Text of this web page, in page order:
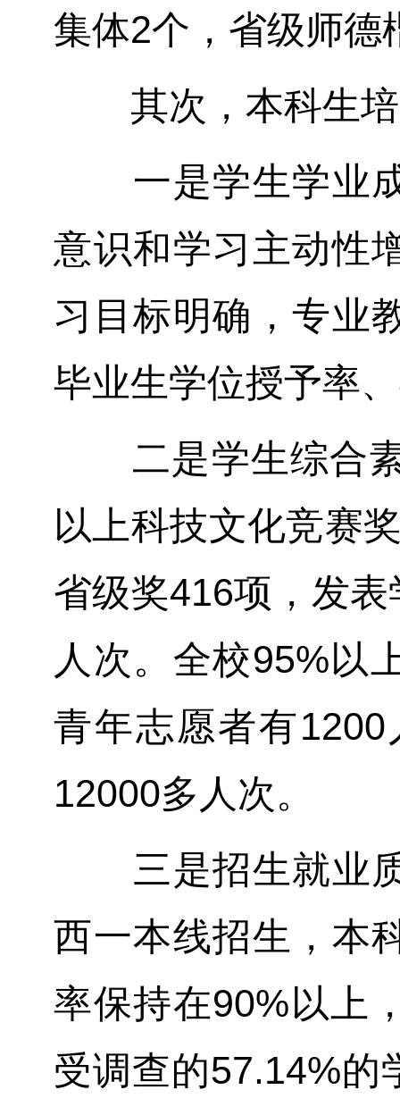
集体2个，省级师德
其次，本科生培
一是学生学业成
意识和学习主动性
习目标明确，专业
毕业生学位授予率
二是学生综合素
以上科技文化竞赛
省级奖416项，发
人次。全校95%以
青年志愿者有
12000多人次。
三是招生就业质
西一本线招生，本
率保持在90%以上
受调查的57.14%的